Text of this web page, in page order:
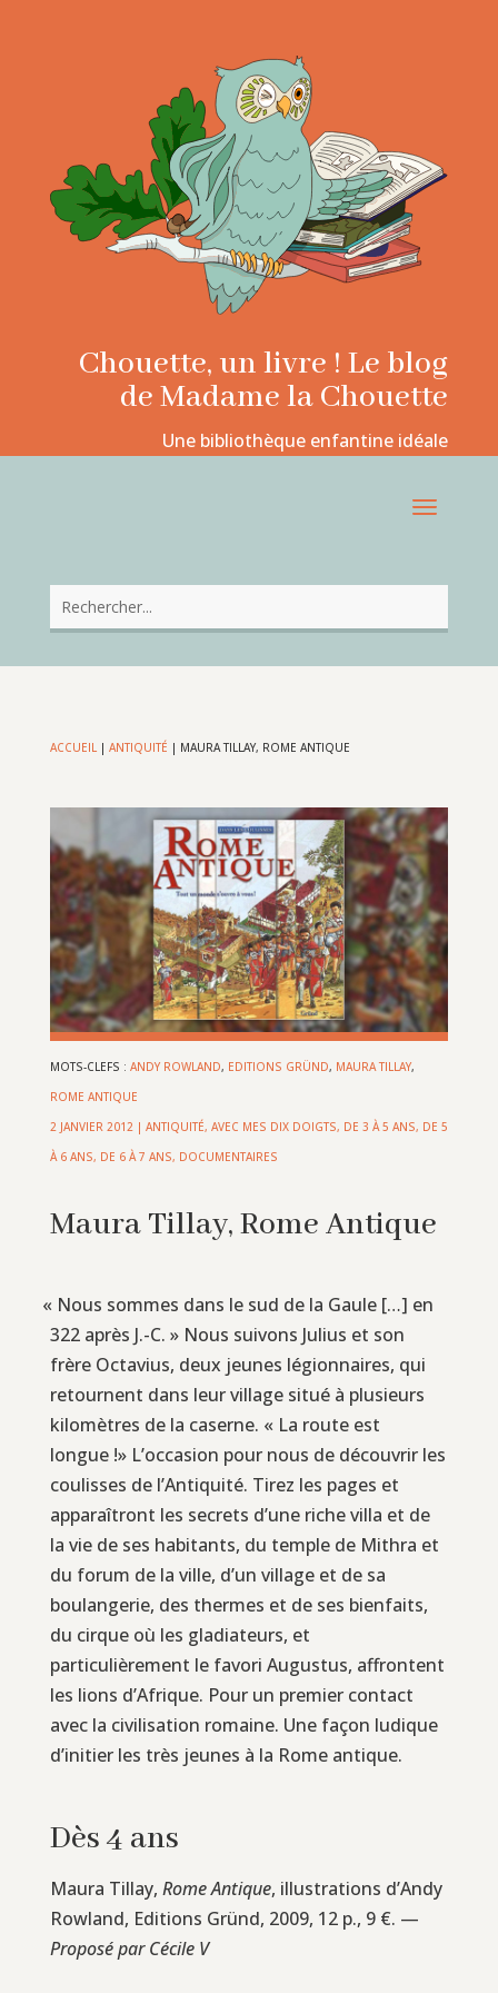
Chouette, un livre ! Le blog
de Madame la Chouette
Une bibliothèque enfantine idéale
ACCUEIL| ANTIQUITÉ | MAURA TILLAY, ROME ANTIQUE
MOTS-CLEFS : ANDY ROWLAND, EDITIONS GRÜND, MAURA TILLAY,
ROME ANTIQUE
2 JANVIER 2012 | ANTIQUITÉ, AVEC MES DIX DOIGTS, DE 3 À 5 ANS, DE 5
À 6 ANS, DE 6 À 7 ANS, DOCUMENTAIRES
Maura Tillay, Rome Antique
« Nous sommes dans le sud de la Gaule […] en
322 après J.-C. » Nous suivons Julius et son
frère Octavius, deux jeunes légionnaires, qui
retournent dans leur village situé à plusieurs
kilomètres de la caserne. « La route est
longue !» L’occasion pour nous de découvrir les
coulisses de l’Antiquité. Tirez les pages et
apparaîtront les secrets d’une riche villa et de
la vie de ses habitants, du temple de Mithra et
du forum de la ville, d’un village et de sa
boulangerie, des thermes et de ses bienfaits,
du cirque où les gladiateurs, et
particulièrement le favori Augustus, affrontent
les lions d’Afrique. Pour un premier contact
avec la civilisation romaine. Une façon ludique
d’initier les très jeunes à la Rome antique.
Dès 4 ans
Maura Tillay, Rome Antique, illustrations d’Andy
Rowland, Editions Gründ, 2009, 12 p., 9 €. —
Proposé par Cécile V